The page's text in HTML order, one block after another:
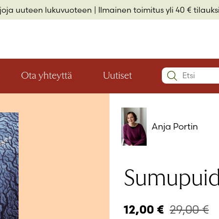
uuteen lukuvuoteen | Ilmainen toimitus yli 40 €
Salasana
Eikö
Ota yhteyttä
valikon
Uutiset
valikon
Search:
Anja Portin
12,00€ 29,00€